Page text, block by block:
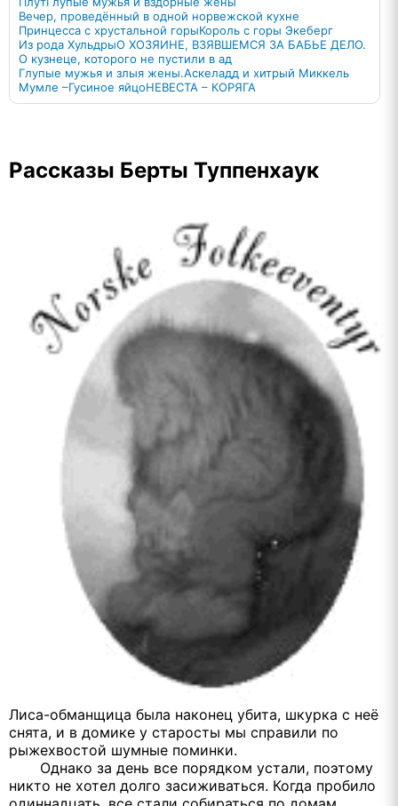
Вечер, проведённый в одной норвежской кухне
Принцесса с хрустальной горыКороль с горы Экеберг
Из рода ХульдрыО ХОЗЯИНЕ, ВЗЯВШЕМСЯ ЗА БАБЬЕ ДЕЛО.
О кузнеце, которого не пустили в ад
Глупые мужья и злыя жены.Аскеладд и хитрый Миккель
Мумле –Гусиное яйцоНЕВЕСТА – КОРЯГА
Рассказы Берты Туппенхаук
Лиса-обманщица была наконец убита, шкурка с неё
снята, и в домике у старосты мы справили по
рыжехвостой шумные поминки.
Однако за день все порядком устали, поэтому
никто не хотел долго засиживаться. Когда пробило